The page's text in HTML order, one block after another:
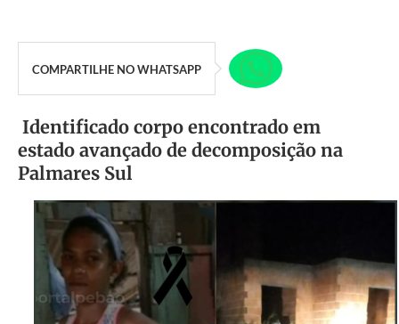
COMPARTILHE NO WHATSAPP
Identificado corpo encontrado em
estado avançado de decomposição na
Palmares Sul